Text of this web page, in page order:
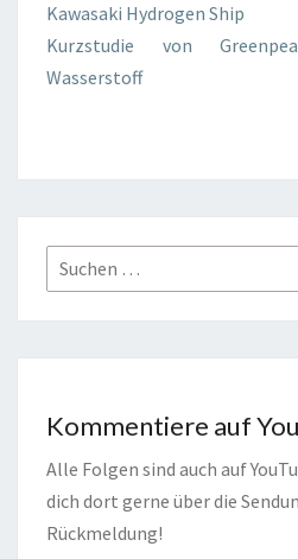
Kawasaki Hydrogen Ship
Kurzstudie von
Wasserstoff
Suchen
nach:
Kommentiere auf
Alle Folgen sind auch auf
dich dort gerne über die
Rückmeldung!